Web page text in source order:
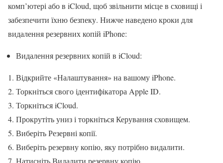
комп’ютері або в iCloud, щоб звільнити місце в сховищі і
забезпечити їхню безпеку. Нижче наведено кроки для
видалення резервних копій iPhone:
Видалення резервних копій в iCloud:
Відкрийте «Налаштування» на вашому iPhone.
Торкніться свого ідентифікатора Apple ID.
Торкніться iCloud.
Прокрутіть униз і торкніться Керування сховищем.
Виберіть Резервні копії.
Виберіть резервну копію, яку потрібно видалити.